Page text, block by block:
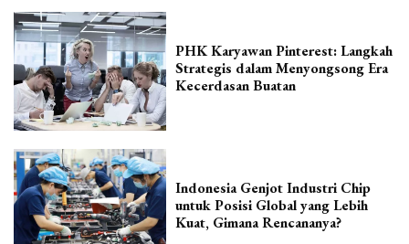
PHK Karyawan Pinterest: Langkah
Strategis dalam Menyongsong Era
Kecerdasan Buatan
Indonesia Genjot Industri Chip
untuk Posisi Global yang Lebih
Kuat, Gimana Rencananya?